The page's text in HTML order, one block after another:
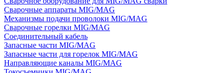
Сварочные аппараты MIG/MAG
Механизмы подачи проволоки MIG/MAG
Сварочные горелки MIG/MAG
Соединительный кабель
Запасные части MIG/MAG
Запасные части для горелок MIG/MAG
Направляющие каналы MIG/MAG